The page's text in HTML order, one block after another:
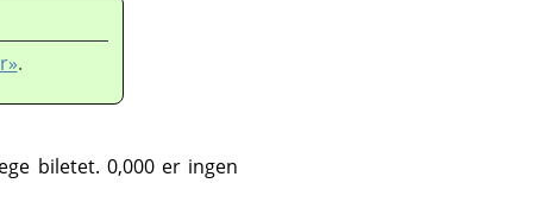
.
biletet. 0,000 er ingen